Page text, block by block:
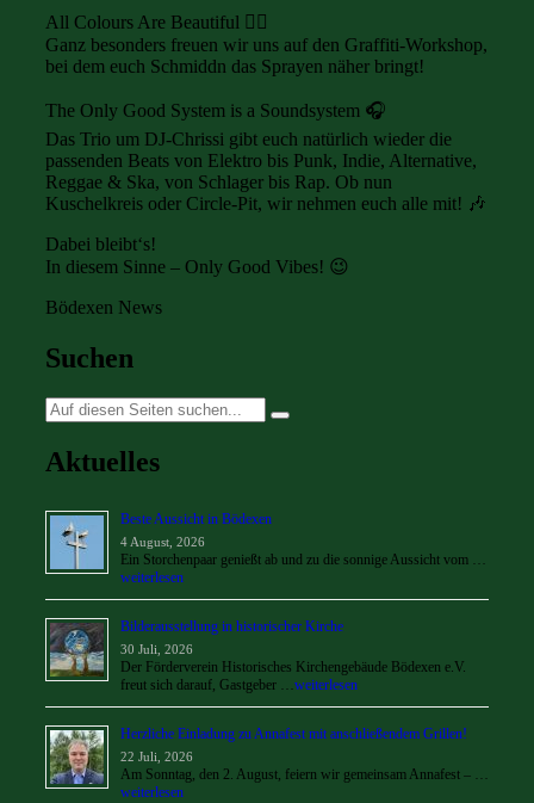
All Colours Are Beautiful 🏳️‍🌈
Ganz besonders freuen wir uns auf den Graffiti-Workshop,
bei dem euch Schmiddn das Sprayen näher bringt!
The Only Good System is a Soundsystem 🎧
Das Trio um DJ-Chrissi gibt euch natürlich wieder die
passenden Beats von Elektro bis Punk, Indie, Alternative,
Reggae & Ska, von Schlager bis Rap. Ob nun
Kuschelkreis oder Circle-Pit, wir nehmen euch alle mit! 🎶
Dabei bleibt‘s!
In diesem Sinne – Only Good Vibes! 😉
Bödexen News
Suchen
Suche
nach:
Aktuelles
Beste Aussicht in Bödexen
4 August, 2026
Ein Storchenpaar genießt ab und zu die sonnige Aussicht vom …
weiterlesen
Bilderausstellung in historischer Kirche
30 Juli, 2026
Der Förderverein Historisches Kirchengebäude Bödexen e.V.
freut sich darauf, Gastgeber …weiterlesen
Herzliche Einladung zu Annafest mit anschließendem Grillen!
22 Juli, 2026
Am Sonntag, den 2. August, feiern wir gemeinsam Annafest – …
weiterlesen